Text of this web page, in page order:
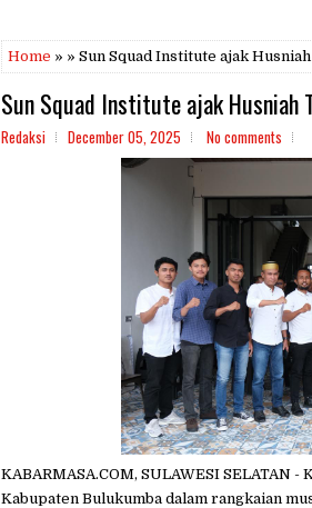
Home » » Sun Squad Institute ajak
Sun Squad Institute ajak Husniah
Redaksi December 05, 2025 No comments
KABARMASA.COM, SULAWESI SELATAN
Kabupaten Bulukumba dalam rangkaian